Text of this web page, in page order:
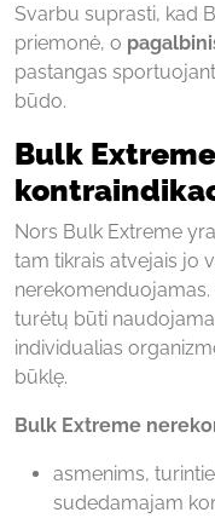
Svarbu suprasti, kad
priemonė, o
pastangas
būdo.
Bulk
Nors Bulk Extreme
tam tikrais atvejais jo
turėtų būti
individualias
būklę.
Bulk Extreme
asmenims,
sudedamajam